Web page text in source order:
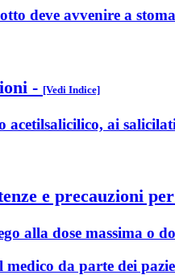
deve avvenire a
- [Vedi Indice]
acetilsalicilico, ai
e precauzioni
alla dose massima o
da parte dei